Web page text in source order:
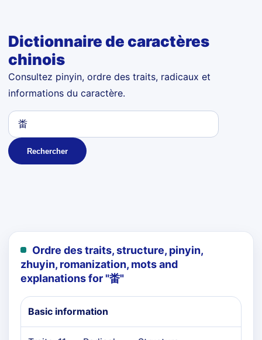
Dictionnaire de caractères
chinois
Consultez pinyin, ordre des traits, radicaux et
informations du caractère.
Rechercher
Ordre des traits, structure, pinyin,
zhuyin, romanization, mots and
explanations for "畨"
Basic information